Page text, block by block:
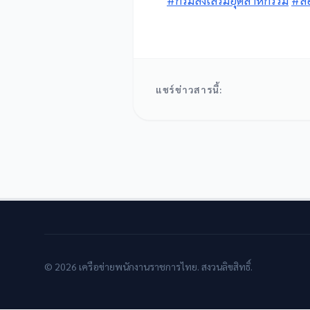
แชร์ข่าวสารนี้:
© 2026 เครือข่ายพนักงานราชการไทย. สงวนลิขสิทธิ์.